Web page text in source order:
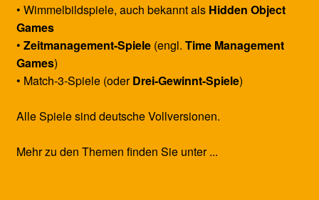
• Wimmelbildspiele, auch bekannt als Hidden Object
Games
• Zeitmanagement-Spiele(engl. Time Management
Games)
• Match-3-Spiele (oderDrei-Gewinnt-Spiele)
Alle Spiele sind deutsche Vollversionen.
Mehr zu den Themen finden Sie unter ...